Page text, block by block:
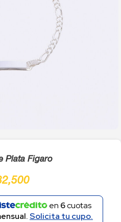
Plata Figaro
en 6cuotas
Solicita tu cupo.